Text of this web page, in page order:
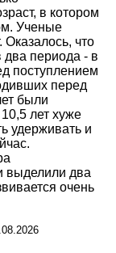
в котором
Ученые
что
два периода - в
поступлением
перед
были
лет хуже
удерживать и
выделили два
очень